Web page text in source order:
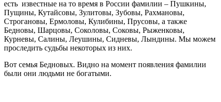
есть известные на то время в России фамилии – Пушкины,
Пущины, Кутайсовы, Зулитовы, Зубовы, Рахмановы,
Строгановы, Ермоловы, Кулибины, Прусовы, а также
Бедновы, Шарцовы, Соколовы, Соковы, Рыженковы,
Курневы, Салины, Леушины, Сидневы, Лындины. Мы можем
проследить судьбы некоторых из них.
Вот семья Бедновых. Видно на момент появления фамилии
были они людьми не богатыми.